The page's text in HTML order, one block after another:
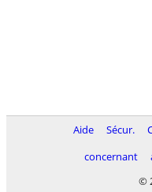
Aide Sécur.
concernant
©